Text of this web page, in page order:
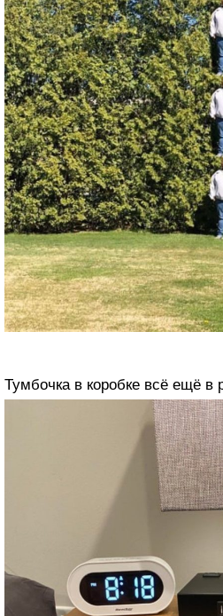
Тумбочка в коробке всё ещё в